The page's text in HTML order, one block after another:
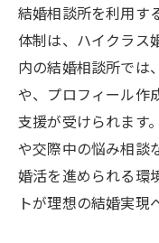
結婚相談所を利用す
体制は、ハイクラス
内の結婚相談所では
や、プロフィール作
支援が受けられます
や交際中の悩み相談
婚活を進められる環
トが理想の結婚実現